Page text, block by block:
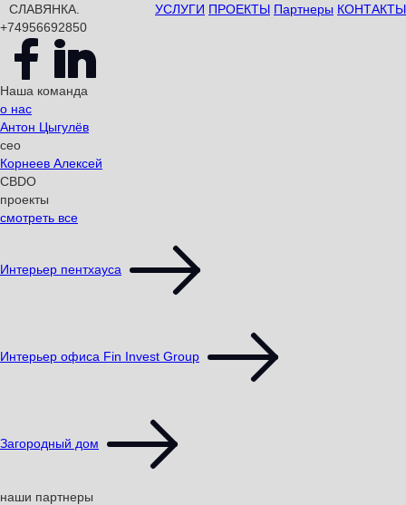
СЛАВЯНКА. УСЛУГИ ПРОЕКТЫ Партнеры КОНТАКТЫ
+74956692850
Наша команда
о нас
Антон Цыгулёв
ceo
Корнеев Алексей
CBDO
проекты
смотреть все
Интерьер пентхауса
Интерьер офиса Fin Invest Group
Загородный дом
наши партнеры